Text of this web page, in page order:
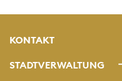
KONTAKT
STADTVERWALTUNG